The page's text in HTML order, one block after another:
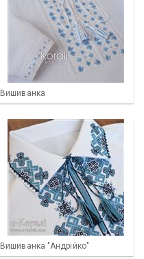
Вишиванка
Вишиванка "Андрійко"